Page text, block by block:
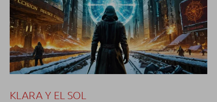
KLARA Y EL SOL